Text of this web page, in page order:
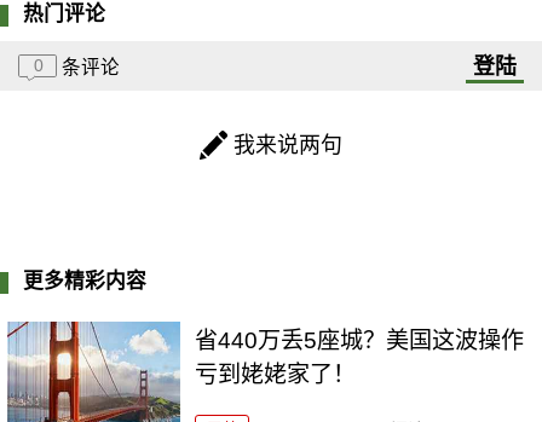
热门评论
0 条评论 登陆
我来说两句
更多精彩内容
省440万丢5座城？美国这波操作
亏到姥姥家了！